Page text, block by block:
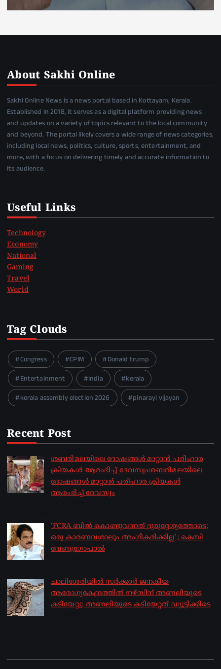
About Sakhi Online
Sakhi Online News is a news portal based in Kottayam, Kerala.
Established in 2018, it serves as a digital platform providing news
and updates on a variety of topics relevant to the local community
and beyond. The portal likely covers a wide range of news categories,
including local news, politics, culture, sports, entertainment, and
more, with a focus on delivering timely and accurate information to
its audience.
Useful Links
Technology
Economy
National
Gaming
Travel
World
Tag Clouds
Congress CPIM
Donald trump
Entertainment
india
kerala
kerala assembly election 2026
pinarayi vijayan
Recent Post
ശബരിമലയിലെ ദോഷങ്ങൾ മാറ്റാൻ പരിഹാര
ക്രിയകൾ ആരംഭിച്ച് ദേവസ്വംശബരിമലയിലെ
ദോഷങ്ങൾ മാറ്റാൻ പരിഹാര ക്രിയകൾ
ആരംഭിച്ച് ദേവസ്വം
‘FCRA ബിൽ കൊണ്ടുവന്നത് ദുരുദ്ദേശ്യത്തോടെ;
ഒരു കാരണവശാലും അം​ഗീകരിക്കില്ല’; കെസി
വേണു​ഗോപാൽ
ചാലിശേരിയില്‍ സര്‍ക്കാര്‍ ജനകീയ
ആരോഗ്യകേന്ദ്രത്തില്‍ നഴ്സിന് അണലിയുടെ
കടിയേറ്റു; അണലിയുടെ കടിയേറ്റത് ഡ്യൂട്ടിക്കിടെ